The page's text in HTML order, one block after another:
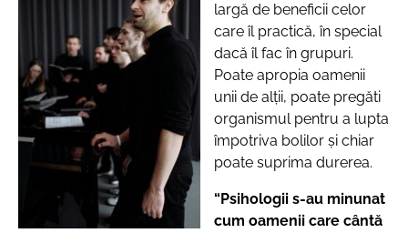
largă de beneficii celor
care îl practică, în special
dacă îl fac în grupuri.
Poate apropia oamenii
unii de alții, poate pregăti
organismul pentru a lupta
împotriva bolilor și chiar
poate suprima durerea.
“Psihologii s-au minunat
cum oamenii care cântă